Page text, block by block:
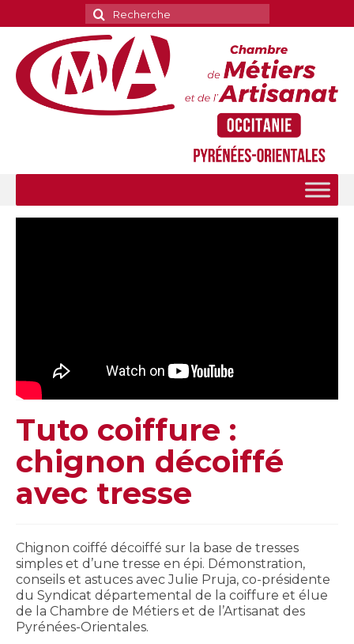
Rechercher
:
Tuto coiffure :
chignon décoiffé
avec tresse
Chignon coiffé décoiffé sur la base de tresses
simples et d’une tresse en épi. Démonstration,
conseils et astuces avec Julie Pruja, co-présidente
du Syndicat départemental de la coiffure et élue
de la Chambre de Métiers et de l’Artisanat des
Pyrénées-Orientales.